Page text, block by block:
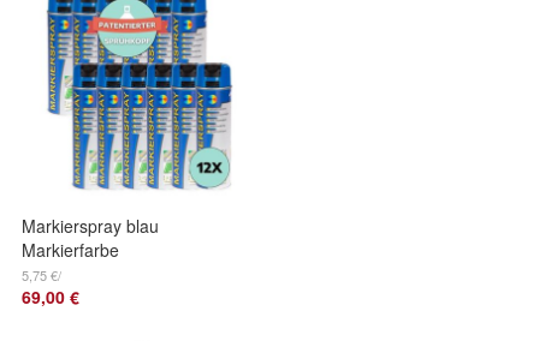
Längen
Markierspray blau
Markierfarbe
Markierungsspray
12x500ml mit
5,75 €/
69,00 €